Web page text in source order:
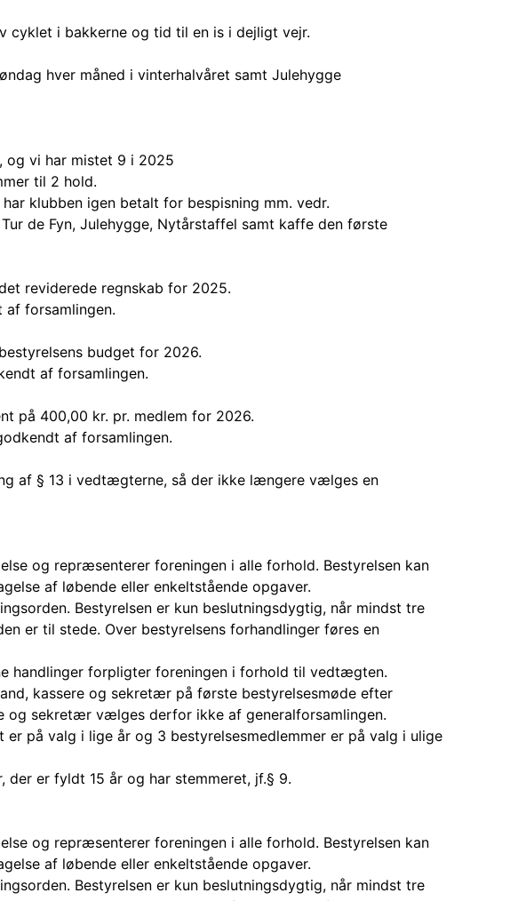
cyklet i bakkerne og tid til en is i dejligt vejr.
hver måned i vinterhalvåret samt Julehygge
og vi har mistet 9 i 2025
til 2 hold.
klubben igen betalt for bespisning mm. vedr.
de Fyn, Julehygge, Nytårstaffel samt kaffe den første
reviderede regnskab for 2025.
af forsamlingen.
budget for 2026.
af forsamlingen.
på 400,00 kr. pr. medlem for 2026.
af forsamlingen.
af § 13 i vedtægterne, så der ikke længere vælges en
og repræsenterer foreningen i alle forhold. Bestyrelsen kan
af løbende eller enkeltstående opgaver.
Bestyrelsen er kun beslutningsdygtig, når mindst tre
er til stede. Over bestyrelsens forhandlinger føres en
handlinger forpligter foreningen i forhold til vedtægten.
kassere og sekretær på første bestyrelsesmøde efter
og sekretær vælges derfor ikke af generalforsamlingen.
er på valg i lige år og 3 bestyrelsesmedlemmer er på valg i ulige
der er fyldt 15 år og har stemmeret, jf.§ 9.
og repræsenterer foreningen i alle forhold. Bestyrelsen kan
af løbende eller enkeltstående opgaver.
Bestyrelsen er kun beslutningsdygtig, når mindst tre